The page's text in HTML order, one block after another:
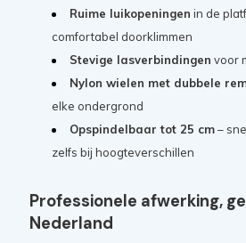
Ruime luikopeningen in de
comfortabel doorklimmen
Stevige lasverbindingen voor
Nylon wielen met dubbele
elke ondergrond
Opspindelbaar tot 25 cm–
zelfs bij hoogteverschillen
Professionele afwerking,
Nederland